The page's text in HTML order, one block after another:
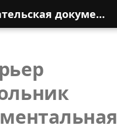
Пользовательская документация